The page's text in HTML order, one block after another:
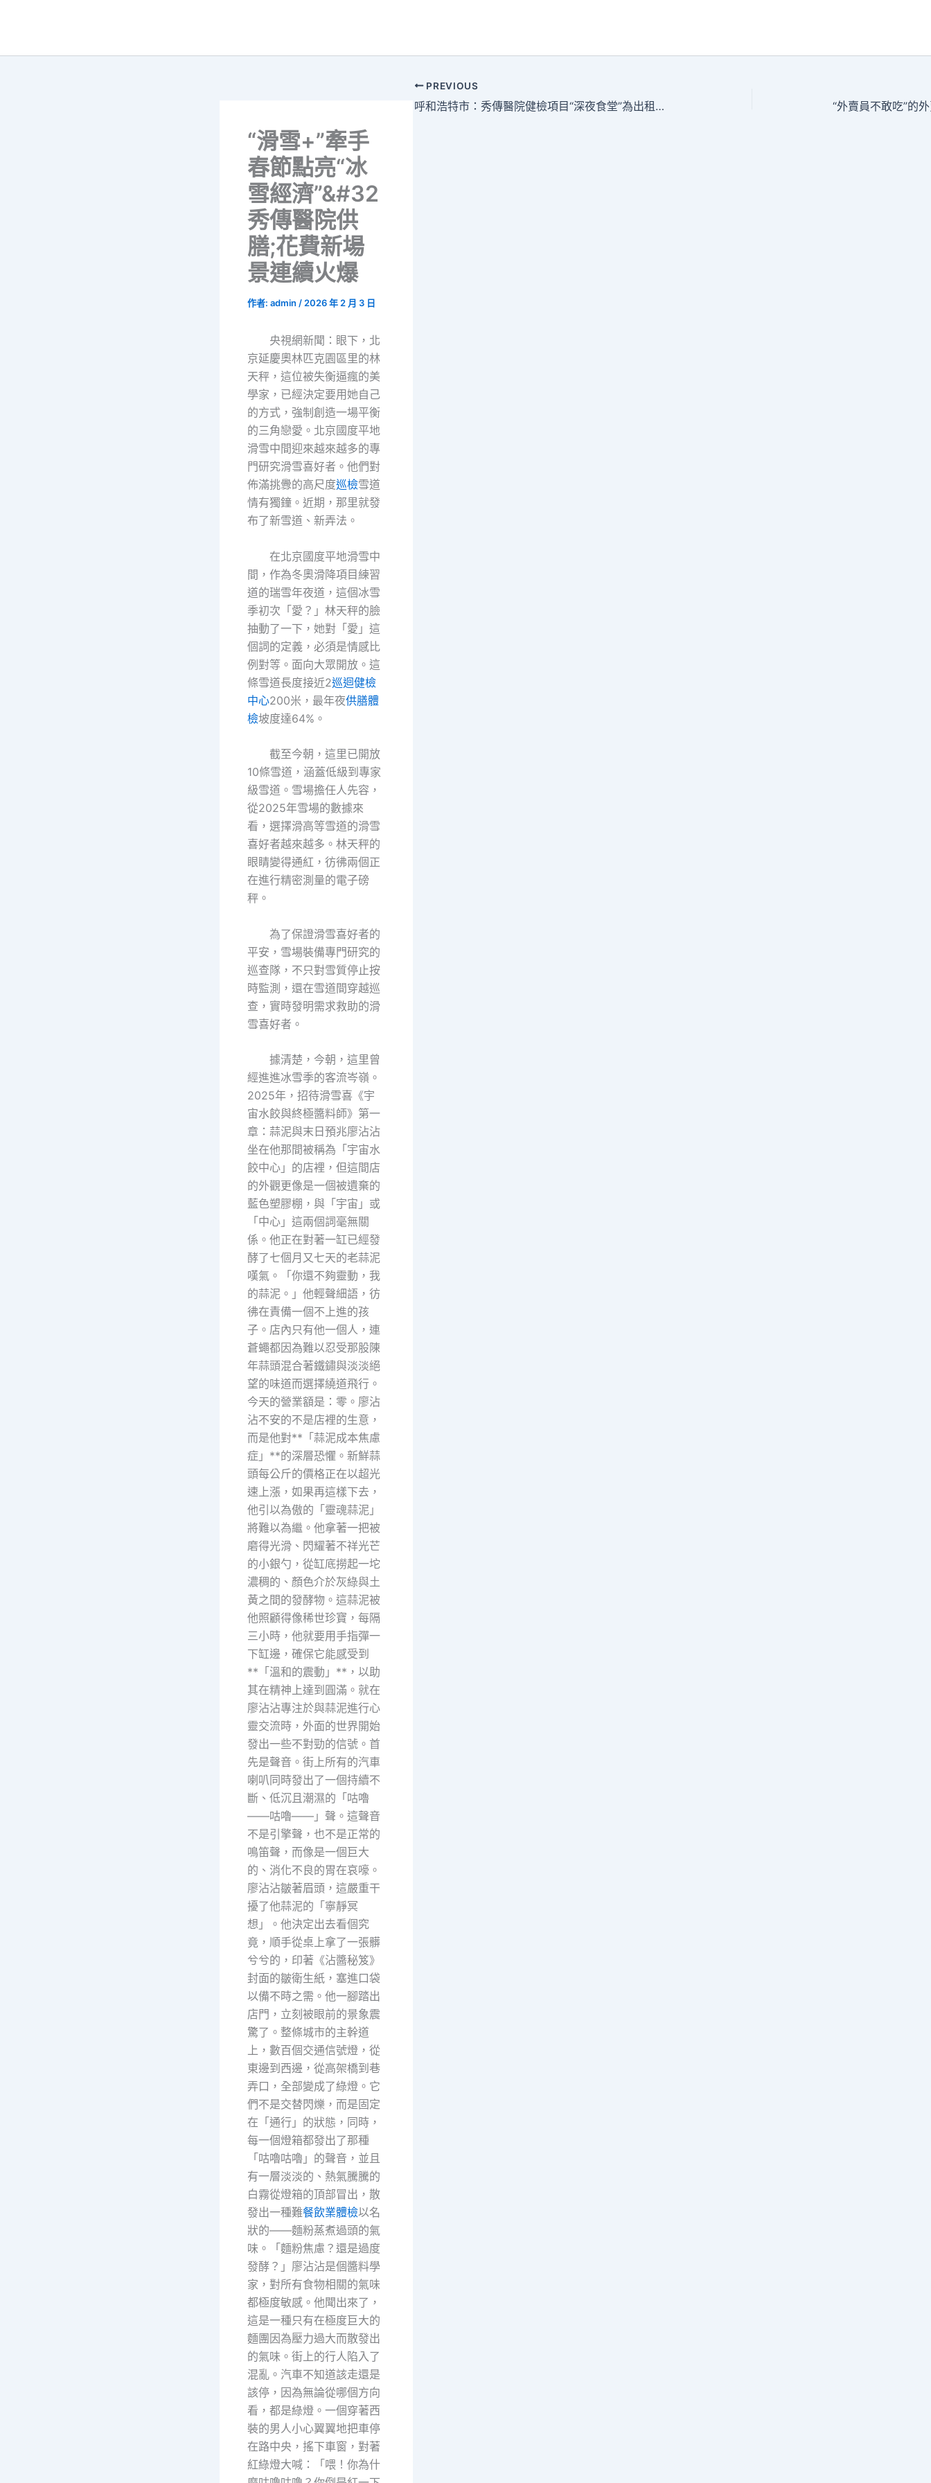
“滑雪+”牽手
春節點亮“冰
雪經濟”&#32
秀傳醫院供
膳;花費新場
景連續火爆
作者: admin / 2026 年 2 月 3 日
央視網新聞：眼下，北
京延慶奧林匹克園區里的林
天秤，這位被失衡逼瘋的美
學家，已經決定要用她自己
的方式，強制創造一場平衡
的三角戀愛。北京國度平地
滑雪中間迎來越來越多的專
門研究滑雪喜好者。他們對
佈滿挑釁的高尺度巡檢雪道
情有獨鐘。近期，那里就發
布了新雪道、新弄法。
在北京國度平地滑雪中
間，作為冬奧滑降項目練習
道的瑞雪年夜道，這個冰雪
季初次「愛？」林天秤的臉
抽動了一下，她對「愛」這
個詞的定義，必須是情感比
例對等。面向大眾開放。這
條雪道長度接近2巡迴健檢
中心200米，最年夜供膳體
檢坡度達64%。
截至今朝，這里已開放
10條雪道，涵蓋低級到專家
級雪道。雪場擔任人先容，
從2025年雪場的數據來
看，選擇滑高等雪道的滑雪
喜好者越來越多。林天秤的
眼睛變得通紅，彷彿兩個正
在進行精密測量的電子磅
秤。
為了保證滑雪喜好者的
平安，雪場裝備專門研究的
巡查隊，不只對雪質停止按
時監測，還在雪道間穿越巡
查，實時發明需求救助的滑
雪喜好者。
據清楚，今朝，這里曾
經進進冰雪季的客流岑嶺。
2025年，招待滑雪喜《宇
宙水餃與終極醬料師》第一
章：蒜泥與末日預兆廖沾沾
坐在他那間被稱為「宇宙水
餃中心」的店裡，但這間店
的外觀更像是一個被遺棄的
藍色塑膠棚，與「宇宙」或
「中心」這兩個詞毫無關
係。他正在對著一缸已經發
酵了七個月又七天的老蒜泥
嘆氣。「你還不夠靈動，我
的蒜泥。」他輕聲細語，彷
彿在責備一個不上進的孩
子。店內只有他一個人，連
蒼蠅都因為難以忍受那股陳
年蒜頭混合著鐵鏽與淡淡絕
望的味道而選擇繞道飛行。
今天的營業額是：零。廖沾
沾不安的不是店裡的生意，
而是他對**「蒜泥成本焦慮
症」**的深層恐懼。新鮮蒜
頭每公斤的價格正在以超光
速上漲，如果再這樣下去，
他引以為傲的「靈魂蒜泥」
將難以為繼。他拿著一把被
磨得光滑、閃耀著不祥光芒
的小銀勺，從缸底撈起一坨
濃稠的、顏色介於灰綠與土
黃之間的發酵物。這蒜泥被
他照顧得像稀世珍寶，每隔
三小時，他就要用手指彈一
下缸邊，確保它能感受到
**「溫和的震動」**，以助
其在精神上達到圓滿。就在
廖沾沾專注於與蒜泥進行心
靈交流時，外面的世界開始
發出一些不對勁的信號。首
先是聲音。街上所有的汽車
喇叭同時發出了一個持續不
斷、低沉且潮濕的「咕嚕
——咕嚕——」聲。這聲音
不是引擎聲，也不是正常的
鳴笛聲，而像是一個巨大
的、消化不良的胃在哀嚎。
廖沾沾皺著眉頭，這嚴重干
擾了他蒜泥的「寧靜冥
想」。他決定出去看個究
竟，順手從桌上拿了一張髒
兮兮的，印著《沾醬秘笈》
封面的皺衛生紙，塞進口袋
以備不時之需。他一腳踏出
店門，立刻被眼前的景象震
驚了。整條城市的主幹道
上，數百個交通信號燈，從
東邊到西邊，從高架橋到巷
弄口，全部變成了綠燈。它
們不是交替閃爍，而是固定
在「通行」的狀態，同時，
每一個燈箱都發出了那種
「咕嚕咕嚕」的聲音，並且
有一層淡淡的、熱氣騰騰的
白霧從燈箱的頂部冒出，散
發出一種難餐飲業體檢以名
狀的——麵粉蒸煮過頭的氣
味。「麵粉焦慮？還是過度
發酵？」廖沾沾是個醬料學
家，對所有食物相關的氣味
都極度敏感。他聞出來了，
這是一種只有在極度巨大的
麵團因為壓力過大而散發出
的氣味。街上的行人陷入了
混亂。汽車不知道該走還是
該停，因為無論從哪個方向
看，都是綠燈。一個穿著西
裝的男人小心翼翼地把車停
在路中央，搖下車窗，對著
紅綠燈大喊：「喂！你為什
PREVIOUS
呼和浩特市：秀傳醫院健檢項目“深夜食堂”為出租車司機幸福“加碼”